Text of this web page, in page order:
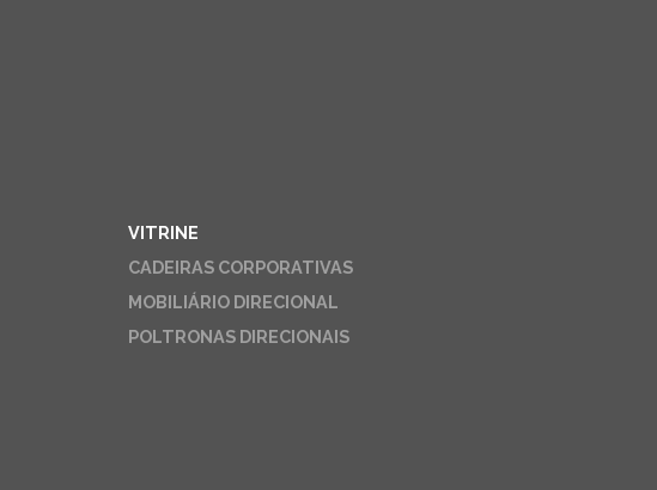
VITRINE
CADEIRAS CORPORATIVAS
MOBILIÁRIO DIRECIONAL
POLTRONAS DIRECIONAIS